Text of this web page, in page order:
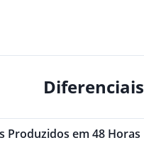
Diferenciais
Produzidos em 48 Horas